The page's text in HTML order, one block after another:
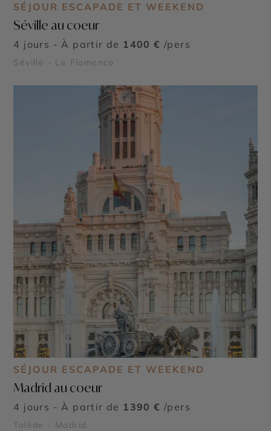
SÉJOUR ESCAPADE ET WEEKEND
Séville au coeur
4 jours - À partir de 1400 € /pers
Séville - Le Flamenco
SÉJOUR ESCAPADE ET WEEKEND
Madrid au coeur
4 jours - À partir de 1390 € /pers
Tolède - Madrid